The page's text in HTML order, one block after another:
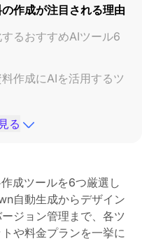
作成が注目される理由
るおすすめAIツール6
作成にAIを活用するツ
えるAI時代の資料作成
る
成ツールを6つ厳選し
自動生成からデザイン
ジョン管理まで、各ツ
や料金プランを一挙に